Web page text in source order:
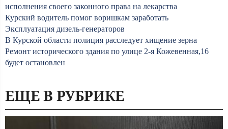
исполнения своего законного права на лекарства
Курский водитель помог воришкам заработать
Эксплуатация дизель-генераторов
В Курской области полиция расследует хищение зерна
Ремонт исторического здания по улице 2-я Кожевенная,16
будет остановлен
ЕЩЕ В РУБРИКЕ